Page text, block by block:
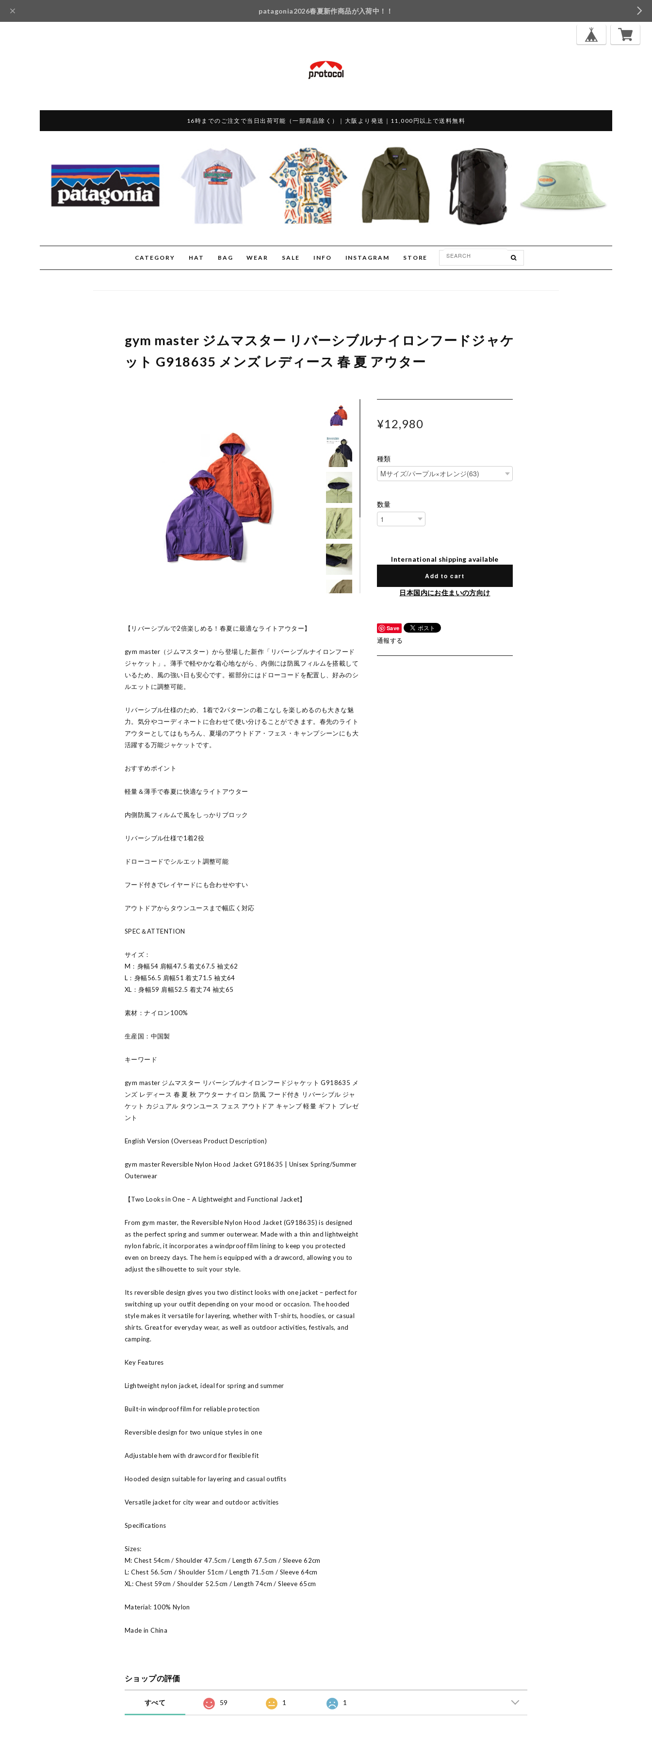
patagonia2026春夏新作商品が入荷中！！
16時までのご注文で当日出荷可能（一部商品除く）｜大阪より発送｜11,000円以上で送料無料
CATEGORY HAT BAG WEAR SALE INFO INSTAGRAM STORE
gym master ジムマスター リバーシブルナイロンフードジャケ
ット G918635 メンズ レディース 春 夏 アウター
【リバーシブルで2倍楽しめる！春夏に最適なライトアウター】
gym master（ジムマスター）から登場した新作「リバーシブルナイロンフード
ジャケット」。薄手で軽やかな着心地ながら、内側には防風フィルムを搭載して
いるため、風の強い日も安心です。裾部分にはドローコードを配置し、好みのシ
ルエットに調整可能。
リバーシブル仕様のため、1着で2パターンの着こなしを楽しめるのも大きな魅
力。気分やコーディネートに合わせて使い分けることができます。春先のライト
アウターとしてはもちろん、夏場のアウトドア・フェス・キャンプシーンにも大
活躍する万能ジャケットです。
おすすめポイント
軽量＆薄手で春夏に快適なライトアウター
内側防風フィルムで風をしっかりブロック
リバーシブル仕様で1着2役
ドローコードでシルエット調整可能
フード付きでレイヤードにも合わせやすい
アウトドアからタウンユースまで幅広く対応
SPEC＆ATTENTION
サイズ：
M：身幅54 肩幅47.5 着丈67.5 袖丈62
L：身幅56.5 肩幅51 着丈71.5 袖丈64
XL：身幅59 肩幅52.5 着丈74 袖丈65
素材：ナイロン100%
生産国：中国製
キーワード
gym master ジムマスター リバーシブルナイロンフードジャケット G918635 メ
ンズ レディース 春 夏 秋 アウター ナイロン 防風 フード付き リバーシブル ジャ
ケット カジュアル タウンユース フェス アウトドア キャンプ 軽量 ギフト プレゼ
ント
English Version (Overseas Product Description)
gym master Reversible Nylon Hood Jacket G918635 | Unisex Spring/Summer
Outerwear
【Two Looks in One – A Lightweight and Functional Jacket】
From gym master, the Reversible Nylon Hood Jacket (G918635) is designed
as the perfect spring and summer outerwear. Made with a thin and lightweight
nylon fabric, it incorporates a windproof film lining to keep you protected
even on breezy days. The hem is equipped with a drawcord, allowing you to
adjust the silhouette to suit your style.
Its reversible design gives you two distinct looks with one jacket – perfect for
switching up your outfit depending on your mood or occasion. The hooded
style makes it versatile for layering, whether with T-shirts, hoodies, or casual
shirts. Great for everyday wear, as well as outdoor activities, festivals, and
camping.
Key Features
Lightweight nylon jacket, ideal for spring and summer
Built-in windproof film for reliable protection
Reversible design for two unique styles in one
Adjustable hem with drawcord for flexible fit
Hooded design suitable for layering and casual outfits
Versatile jacket for city wear and outdoor activities
Specifications
Sizes:
M: Chest 54cm / Shoulder 47.5cm / Length 67.5cm / Sleeve 62cm
L: Chest 56.5cm / Shoulder 51cm / Length 71.5cm / Sleeve 64cm
XL: Chest 59cm / Shoulder 52.5cm / Length 74cm / Sleeve 65cm
Material: 100% Nylon
Made in China
¥12,980
種類
数量
International shipping available
Add to cart
日本国内にお住まいの方向け
Save
通報する
ショップの評価
すべて 59 1 1